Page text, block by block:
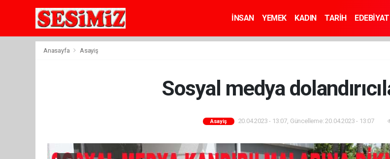
İNSAN YEMEK KADIN TARİH EDEBİYAT
Anasayfa Asayiş
Sosyal medya
Asayiş 20.04.2023 - 13:07, Güncelleme: 20.04.2023 - 13:07